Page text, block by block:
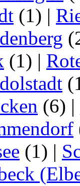
(1) |
(1) |
(6) |
(1) |